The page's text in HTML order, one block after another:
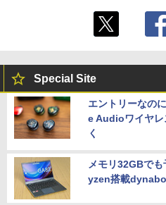
Special Site
エントリーなの
e Audioワイヤレ
く
メモリ32GBで
yzen搭載